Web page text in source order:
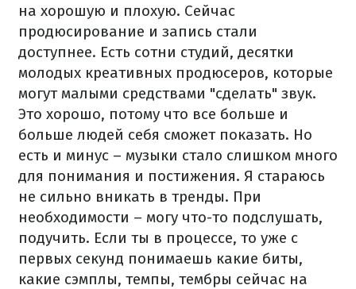
на хорошую и плохую. Сейчас
продюсирование и запись стали
доступнее. Есть сотни студий, десятки
молодых креативных продюсеров, которые
могут малыми средствами "сделать" звук.
Это хорошо, потому что все больше и
больше людей себя сможет показать. Но
есть и минус – музыки стало слишком много
для понимания и постижения. Я стараюсь
не сильно вникать в тренды. При
необходимости – могу что-то подслушать,
подучить. Если ты в процессе, то уже с
первых секунд понимаешь какие биты,
какие сэмплы, темпы, тембры сейчас на